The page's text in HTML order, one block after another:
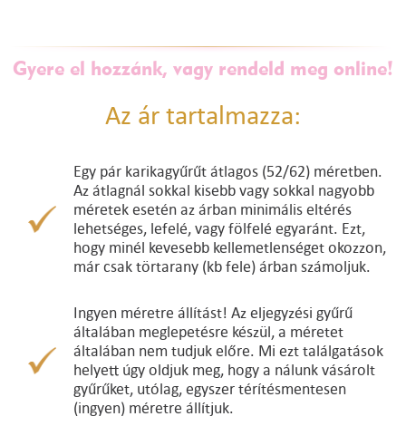
Gyere el hozzánk, vagy rendeld meg online!
Az ár tartalmazza:
Egy pár karikagyűrűt átlagos (52/62) méretben.
Az átlagnál sokkal kisebb vagy sokkal nagyobb
méretek esetén az árban minimális eltérés
lehetséges, lefelé, vagy fölfelé egyaránt. Ezt,
hogy minél kevesebb kellemetlenséget okozzon,
már csak törtarany (kb fele) árban számoljuk.
Ingyen méretre állítást! Az eljegyzési gyűrű
általában meglepetésre készül, a méretet
általában nem tudjuk előre. Mi ezt találgatások
helyett úgy oldjuk meg, hogy a nálunk vásárolt
gyűrűket, utólag, egyszer térítésmentesen
(ingyen) méretre állítjuk.